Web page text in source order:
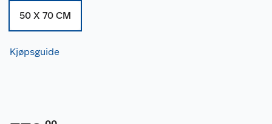
50 X 70 CM
Kjøpsguide